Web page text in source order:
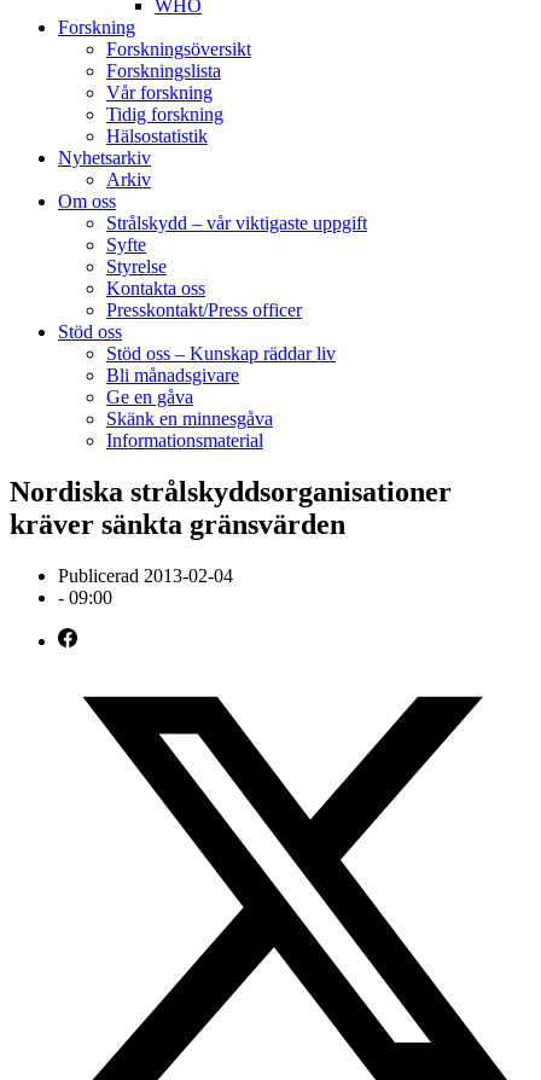
WHO
Forskning
Forskningsöversikt
Forskningslista
Vår forskning
Tidig forskning
Hälsostatistik
Nyhetsarkiv
Arkiv
Om oss
Strålskydd – vår viktigaste uppgift
Syfte
Styrelse
Kontakta oss
Presskontakt/Press officer
Stöd oss
Stöd oss – Kunskap räddar liv
Bli månadsgivare
Ge en gåva
Skänk en minnesgåva
Informationsmaterial
Nordiska strålskyddsorganisationer
kräver sänkta gränsvärden
Publicerad 2013-02-04
- 09:00